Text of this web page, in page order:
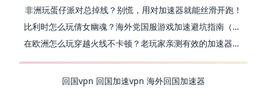
非洲玩蛋仔派对总掉线？别慌，用对加速器就能丝滑开跑！
比利时怎么玩倩女幽魂？海外党国服游戏加速避坑指南（附实测推荐）
在欧洲怎么玩穿越火线不卡顿？老玩家亲测有效的加速器选择指南
回国vpn 回国加速vpn 海外回国加速器